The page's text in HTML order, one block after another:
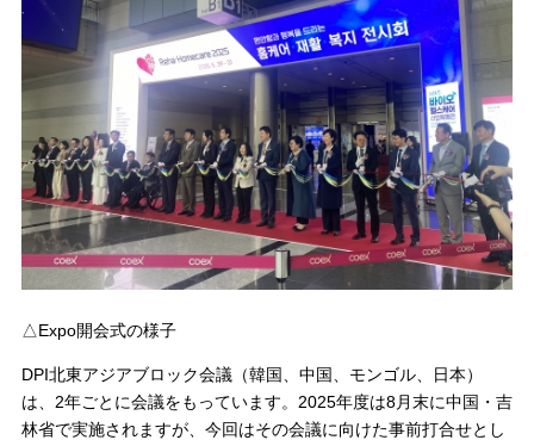
△Expo開会式の様子
DPI北東アジアブロック会議（韓国、中国、モンゴル、日本）
は、2年ごとに会議をもっています。2025年度は8月末に中国・吉
林省で実施されますが、今回はその会議に向けた事前打合せとし